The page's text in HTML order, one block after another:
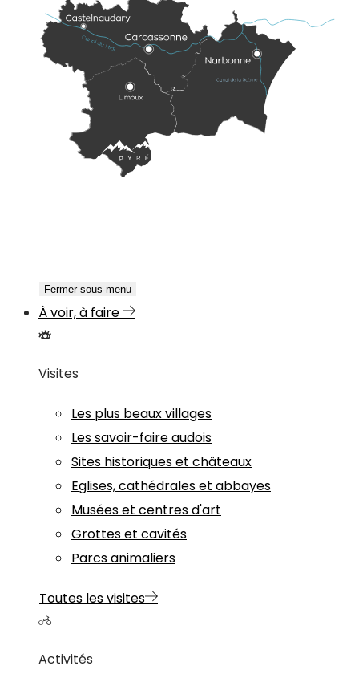
Fermer sous-menu
À voir, à faire
Visites
Les plus beaux villages
Les savoir-faire audois
Sites historiques et châteaux
Eglises, cathédrales et abbayes
Musées et centres d'art
Grottes et cavités
Parcs animaliers
Toutes les visites
Activités